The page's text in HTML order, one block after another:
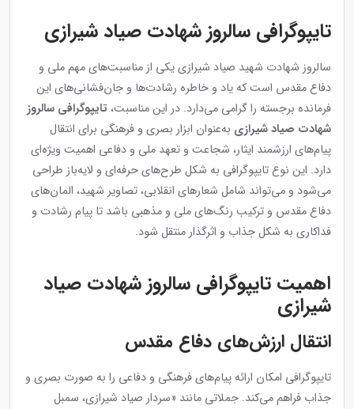
تایپوگرافی سالروز شهادت صیاد شیرازی
سالروز شهادت شهید صیاد شیرازی یکی از مناسبت‌های مهم ملی و
دفاع مقدس است که یاد و خاطره رشادت‌ها و جان‌فشانی‌های این
فرمانده برجسته را گرامی می‌دارد. در این مناسبت، تایپوگرافی سالروز
شهادت صیاد شیرازی به‌عنوان ابزار بصری و فرهنگی برای انتقال
پیام‌های ارزشمند ایثار، شجاعت و تعهد ملی و دفاعی اهمیت ویژه‌ای
دارد. این نوع تایپوگرافی به شکل طرح‌های حرفه‌ای و لایه‌باز طراحی
می‌شود و می‌تواند شامل شعارهای انقلابی، تصاویر شهید، المان‌های
دفاع مقدس و ترکیب رنگ‌های ملی و مذهبی باشد تا پیام رشادت و
فداکاری به شکل جذاب و اثرگذار منتقل شود.
اهمیت تایپوگرافی سالروز شهادت صیاد
شیرازی
انتقال ارزش‌های دفاع مقدس
تایپوگرافی امکان ارائه پیام‌های فرهنگی و دفاعی را به صورت بصری و
جذاب فراهم می‌کند. جملاتی مانند «سردار صیاد شیرازی، سمبل